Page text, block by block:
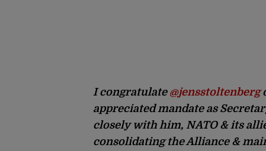
I congratulate @jensstoltenberg
appreciated mandate as
closely with him, NATO & its
consolidating the Alliance &